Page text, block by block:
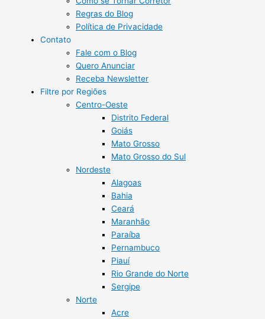
Regras do Blog
Política de Privacidade
Contato
Fale com o Blog
Quero Anunciar
Receba Newsletter
Filtre por Regiões
Centro-Oeste
Distrito Federal
Goiás
Mato Grosso
Mato Grosso do Sul
Nordeste
Alagoas
Bahia
Ceará
Maranhão
Paraíba
Pernambuco
Piauí
Rio Grande do Norte
Sergipe
Norte
Acre